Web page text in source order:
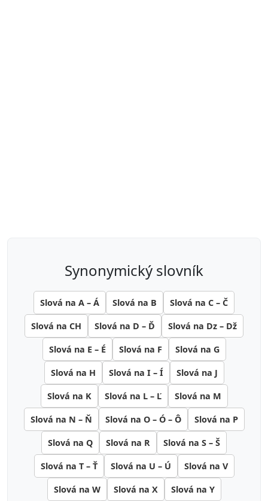
synonymický slovník
Slová na A – Á Slová na B Slová na C – Č
Slová na CH Slová na D – Ď Slová na Dz – Dž
Slová na E – É Slová na F Slová na G
Slová na H Slová na I – Í Slová na J
Slová na K Slová na L – Ľ Slová na M
Slová na N – Ň Slová na O – Ó – Ô Slová na P
Slová na Q Slová na R Slová na S – Š
Slová na T – Ť Slová na U – Ú Slová na V
Slová na W Slová na X Slová na Y